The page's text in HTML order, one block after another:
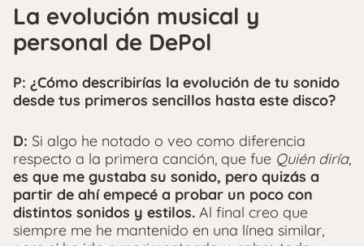
La evolución musical y
personal de DePol
P: ¿Cómo describirías la evolución de tu sonido
desde tus primeros sencillos hasta este disco?
D: Si algo he notado o veo como diferencia
respecto a la primera canción, que fue Quién diría,
es que me gustaba su sonido, pero quizás a
partir de ahí empecé a probar un poco con
distintos sonidos y estilos. Al final creo que
siempre me he mantenido en una línea similar,